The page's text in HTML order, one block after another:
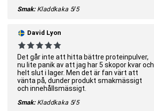
Smak: Kladdkaka 5/5
David Lyon
Det går inte att hitta bättre proteinpulver,
nu lite panik av att jag har 5 skopor kvar och
helt slut i lager. Men det är fan värt att
vänta på, dunder produkt smakmässigt
och innehållsmässigt.
Smak: Kladdkaka 5/5